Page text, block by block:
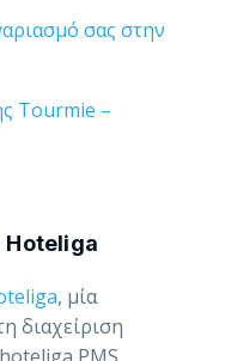
σας στην
Tourmie –
Hoteliga
, μία
διαχείριση